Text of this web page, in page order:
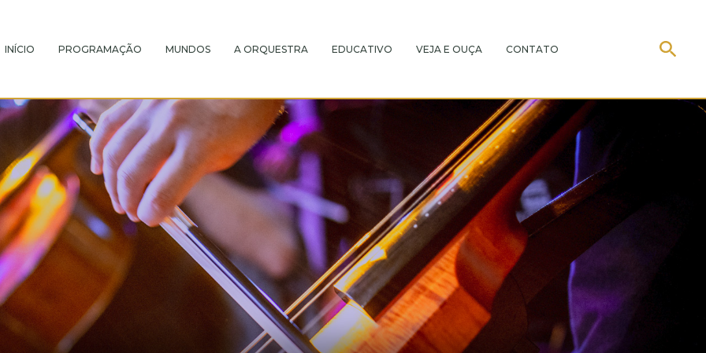
INÍCIO PROGRAMAÇÃO MUNDOS A ORQUESTRA EDUCATIVO VEJA E OUÇA CONTATO